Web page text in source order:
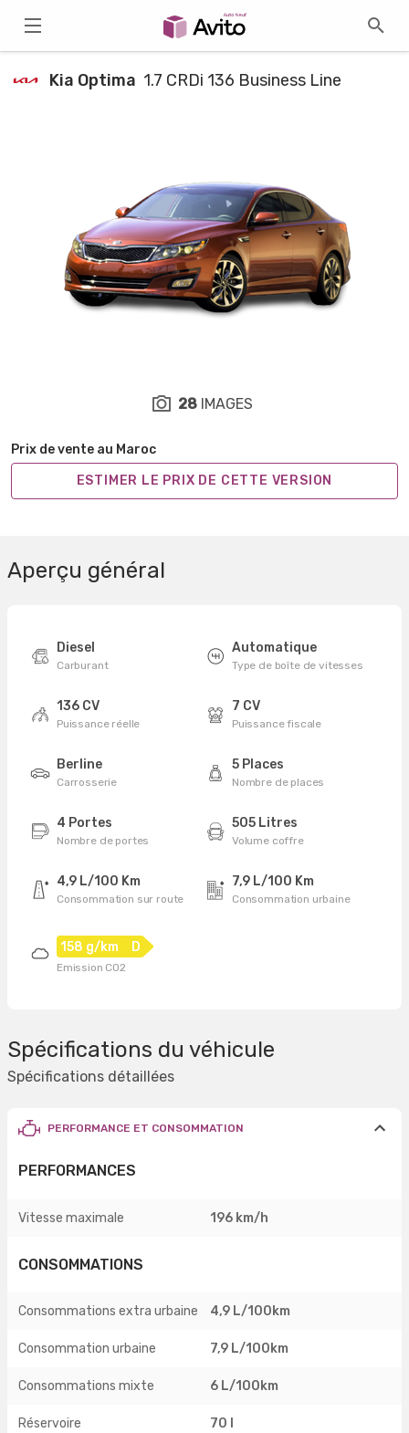
Kia Optima 1.7 CRDi 136 Business Line
Prix de vente au Maroc
ESTIMER LE PRIX DE CETTE VERSION
28 IMAGES
Aperçu général
Diesel
Carburant
Automatique
Type de boîte de vitesses
136 CV
Puissance réelle
7 CV
Puissance fiscale
Berline
Carrosserie
5 Places
Nombre de places
4 Portes
Nombre de portes
505 Litres
Volume coffre
4,9 L/100 Km
Consommation sur route
7,9 L/100 Km
Consommation urbaine
158 g/km D
Emission CO2
Spécifications du véhicule
Spécifications détaillées
PERFORMANCE ET CONSOMMATION
PERFORMANCES
Vitesse maximale 196 km/h
CONSOMMATIONS
Consommations extra urbaine 4,9 L/100km
Consommation urbaine 7,9 L/100km
Consommations mixte 6 L/100km
Réservoire 70 l